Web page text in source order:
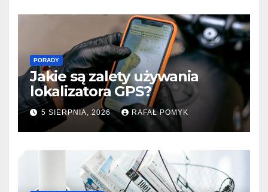
PORADY
Jakie są zalety używania
lokalizatora GPS?
5 SIERPNIA, 2026 RAFAŁ POMYK